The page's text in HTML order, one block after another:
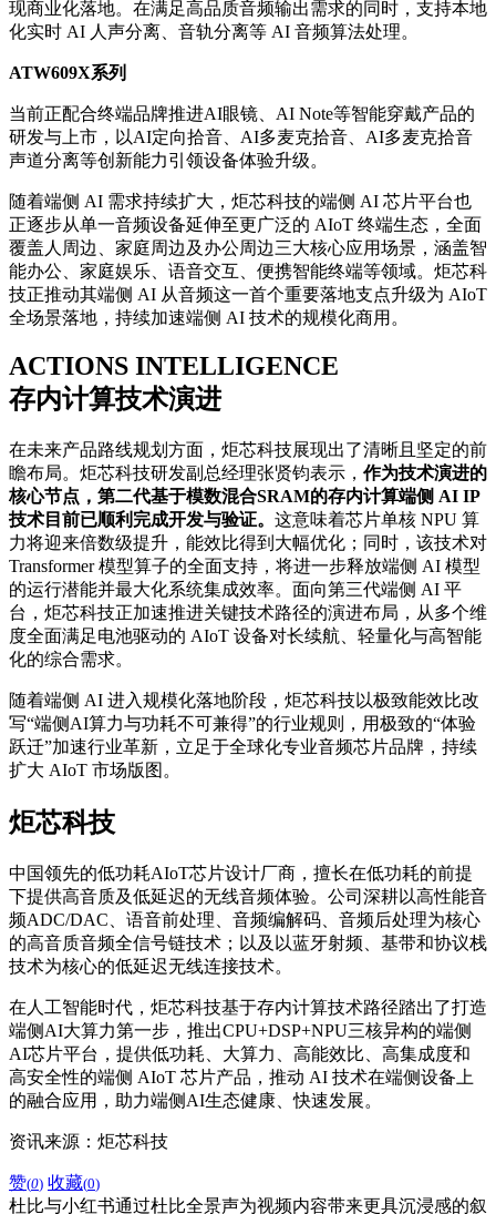
现商业化落地。在满足高品质音频输出需求的同时，支持本地
化实时 AI 人声分离、音轨分离等 AI 音频算法处理。
ATW609X系列
当前正配合终端品牌推进AI眼镜、AI Note等智能穿戴产品的
研发与上市，以AI定向拾音、AI多麦克拾音、AI多麦克拾音
声道分离等创新能力引领设备体验升级。
随着端侧 AI 需求持续扩大，炬芯科技的端侧 AI 芯片平台也
正逐步从单一音频设备延伸至更广泛的 AIoT 终端生态，全面
覆盖人周边、家庭周边及办公周边三大核心应用场景，涵盖智
能办公、家庭娱乐、语音交互、便携智能终端等领域。炬芯科
技正推动其端侧 AI 从音频这一首个重要落地支点升级为 AIoT
全场景落地，持续加速端侧 AI 技术的规模化商用。
ACTIONS INTELLIGENCE
存内计算技术演进
在未来产品路线规划方面，炬芯科技展现出了清晰且坚定的前
瞻布局。炬芯科技研发副总经理张贤钧表示， 作为技术演进的
核心节点，第二代基于模数混合SRAM的存内计算端侧 AI IP
技术目前已顺利完成开发与验证。 这意味着芯片单核 NPU 算
力将迎来倍数级提升，能效比得到大幅优化；同时，该技术对
Transformer 模型算子的全面支持，将进一步释放端侧 AI 模型
的运行潜能并最大化系统集成效率。面向第三代端侧 AI 平
台，炬芯科技正加速推进关键技术路径的演进布局，从多个维
度全面满足电池驱动的 AIoT 设备对长续航、轻量化与高智能
化的综合需求。
随着端侧 AI 进入规模化落地阶段，炬芯科技以极致能效比改
写“端侧AI算力与功耗不可兼得”的行业规则，用极致的“体验
跃迁”加速行业革新，立足于全球化专业音频芯片品牌，持续
扩大 AIoT 市场版图。
炬芯科技
中国领先的低功耗AIoT芯片设计厂商，擅长在低功耗的前提
下提供高音质及低延迟的无线音频体验。公司深耕以高性能音
频ADC/DAC、语音前处理、音频编解码、音频后处理为核心
的高音质音频全信号链技术；以及以蓝牙射频、基带和协议栈
技术为核心的低延迟无线连接技术。
在人工智能时代，炬芯科技基于存内计算技术路径踏出了打造
端侧AI大算力第一步，推出CPU+DSP+NPU三核异构的端侧
AI芯片平台，提供低功耗、大算力、高能效比、高集成度和
高安全性的端侧 AIoT 芯片产品，推动 AI 技术在端侧设备上
的融合应用，助力端侧AI生态健康、快速发展。
资讯来源：炬芯科技
赞(0) 收藏(0)
杜比与小红书通过杜比全景声为视频内容带来更具沉浸感的叙